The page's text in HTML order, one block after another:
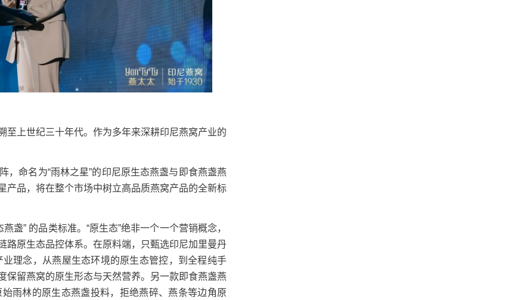
上世纪三十年代。作为多年来深耕印尼燕窝产业的
命名为“雨林之星”的印尼原生态燕盏与即食燕盏燕
产品，将在整个市场中树立高品质燕窝产品的全新标
” 的品类标准。“原生态”绝非一个一个营销概念，
路原生态品控体系。在原料端，只甄选印尼加里曼丹
理念，从燕屋生态环境的原生态管控，到全程纯手
保留燕窝的原生形态与天然营养。另一款即食燕盏燕
雨林的原生态燕盏投料，拒绝燕碎、燕条等边角原